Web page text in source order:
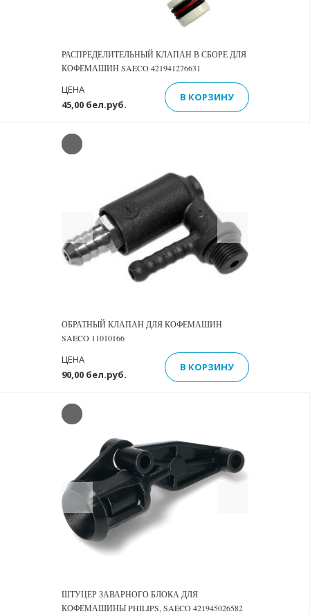
РАСПРЕДЕЛИТЕЛЬНЫЙ КЛАПАН В СБОРЕ ДЛЯ
КОФЕМАШИН SAECO 421941276631
45,00 бел.руб.
ЦЕНА
В КОРЗИНУ
Previous Next
ОБРАТНЫЙ КЛАПАН ДЛЯ КОФЕМАШИН
SAECO 11010166
90,00 бел.руб.
ЦЕНА
В КОРЗИНУ
Previous
ШТУЦЕР ЗАВАРНОГО БЛОКА ДЛЯ
КОФЕМАШИНЫ PHILIPS, SAECO 421945026582